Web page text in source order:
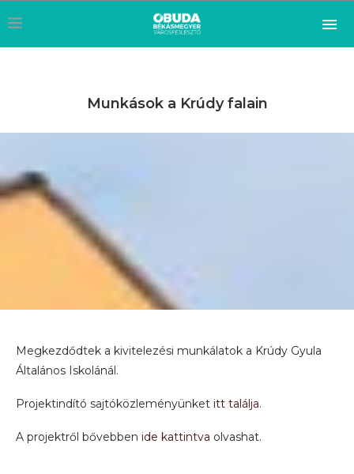
Munkások a Krúdy falain
Megkezdődtek a kivitelezési munkálatok a Krúdy Gyula
Általános Iskolánál.
Projektindító sajtóközleményünket itt találja.
A projektről bővebben ide kattintva olvashat.